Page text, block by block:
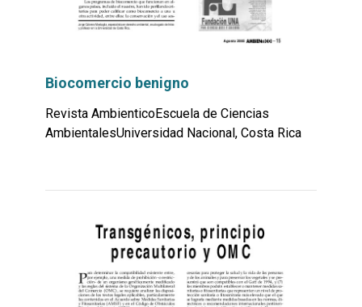
Biocomercio benigno
Revista AmbienticoEscuela de Ciencias
AmbientalesUniversidad Nacional, Costa Rica